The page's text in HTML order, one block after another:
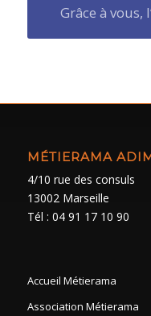
Grâce à
MÉTIERAMA
4/10 rue des consuls
13002 Marseille
Tél : 04 91 17 10 90
Accueil Métierama
Association Métierama